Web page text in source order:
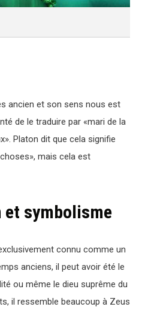
ancien et son sens nous est
de le traduire par «mari de la
Platon dit que cela signifie
mais cela est
et symbolisme
connu comme un
anciens, il peut avoir été le
ou même le dieu suprême du
il ressemble beaucoup à Zeus